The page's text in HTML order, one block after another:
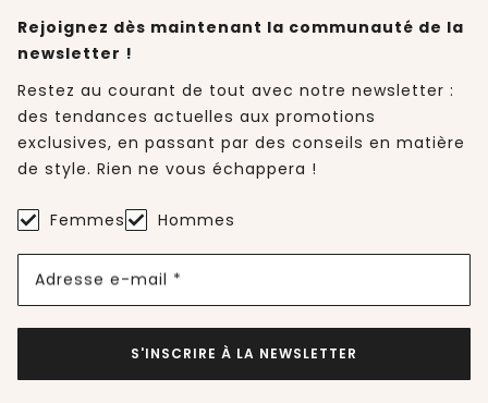
Rejoignez dès maintenant la communauté de la
newsletter !
Restez au courant de tout avec notre newsletter :
des tendances actuelles aux promotions
exclusives, en passant par des conseils en matière
de style. Rien ne vous échappera !
Femmes Hommes
Adresse e-mail *
S'INSCRIRE À LA NEWSLETTER